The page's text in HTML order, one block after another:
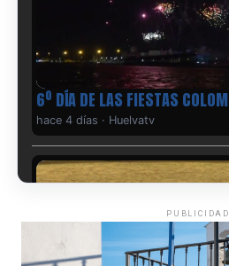
6º DÍA DE LAS FIESTAS
hace 4 días · Huelvatv
PUBLICIDAD